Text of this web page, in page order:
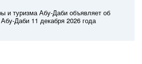
и туризма Абу-Даби объявляет об
Даби 11 декабря 2026 года